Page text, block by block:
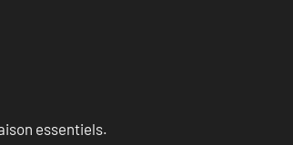
essentiels.